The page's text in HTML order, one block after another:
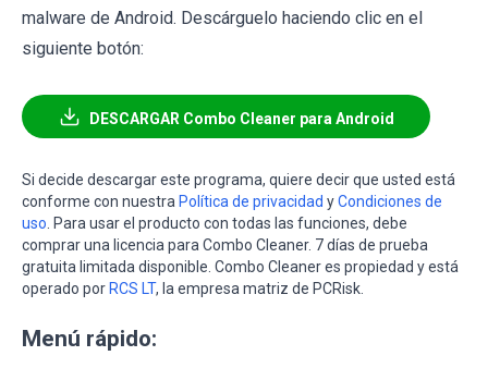
malware de Android. Descárguelo haciendo clic en el
siguiente botón:
DESCARGAR Combo Cleaner para Android
Si decide descargar este programa, quiere decir que usted está
conforme con nuestra Política de privacidad yCondiciones de
uso . Para usar el producto con todas las funciones, debe
comprar una licencia para Combo Cleaner. 7 días de prueba
gratuita limitada disponible. Combo Cleaner es propiedad y está
operado por RCS LT, la empresa matriz de PCRisk.
Menú rápido: